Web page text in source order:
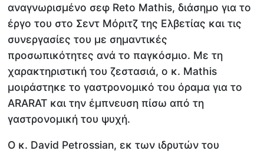
αναγνωρισμένο σεφ Reto Mathis, διάσημο για το
έργο του στο Σεντ Μόριτζ της Ελβετίας και τις
συνεργασίες του με σημαντικές
προσωπικότητες ανά το παγκόσμιο. Με τη
χαρακτηριστική του ζεστασιά, ο κ. Mathis
μοιράστηκε το γαστρονομικό του όραμα για το
ARARAT και την έμπνευση πίσω από τη
γαστρονομική του ψυχή.
Ο κ. David Petrossian, εκ των ιδρυτών του